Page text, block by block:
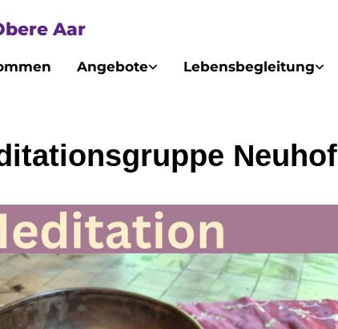
Aar
Angebote Lebensbegleitung
Neuhof